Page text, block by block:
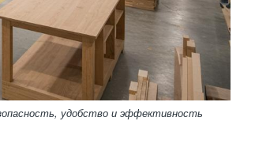
удобство и эффективность